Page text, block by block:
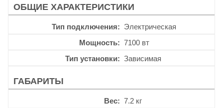
ОБЩИЕ ХАРАКТЕРИСТИКИ
Тип подключения
Электрическая
Мощность
7100 вт
Тип установки
Зависимая
ГАБАРИТЫ
Вес
7.2 кг